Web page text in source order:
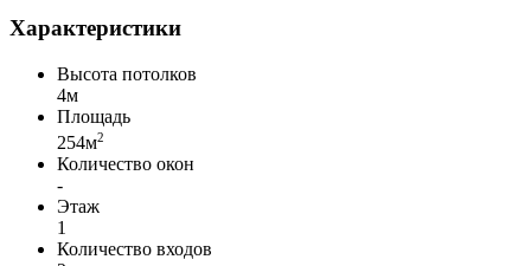
Характеристики
Высота потолков
4м
Площадь
254м2
Количество окон
-
Этаж
1
Количество входов